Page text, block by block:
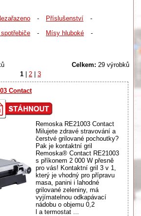
- Příslušenství
-
- Mísy hluboké
-
Celkem: 29 výrobků
1 | 2 | 3
Contact
Remoska RE21003 Contact
Milujete zdravé stravování a
čerstvé grilované pochoutky?
Pak je kontaktní gril
Remoska® Contact RE21003
s příkonem 2 000 W přesně
pro vás! Kontaktní gril 3 v 1,
který je vhodný pro přípravu
masa, panini i lahodné
grilované zeleniny, má
vyjímatelnou odkapávací
nádobu o objemu 0,2
l a termostat ...